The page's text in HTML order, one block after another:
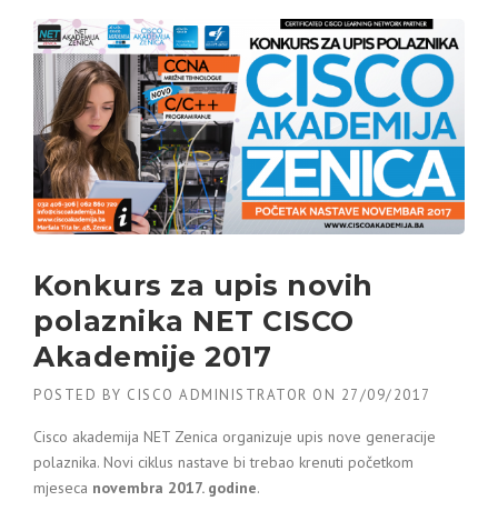
Konkurs za upis novih
polaznika NET CISCO
Akademije 2017
POSTED BY CISCO ADMINISTRATOR ON 27/09/2017
Cisco akademija NET Zenica organizuje upis nove generacije
polaznika. Novi ciklus nastave bi trebao krenuti početkom
mjeseca novembra 2017. godine.